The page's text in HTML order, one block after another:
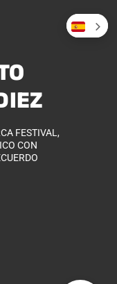
FESTIVAL,
CON